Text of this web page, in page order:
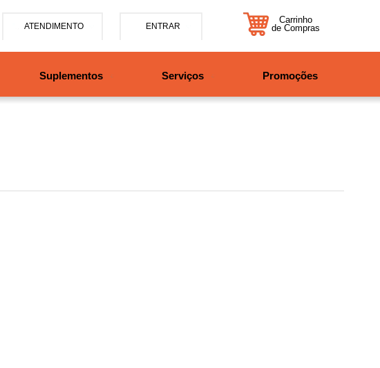
ATENDIMENTO
47997708525
ENTRAR
Carrinho
de Compras
Suplementos Serviços Promoções